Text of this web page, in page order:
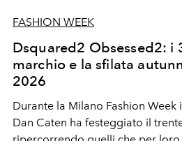
FASHION WEEK
Dsquared2 Obsessed2: i
marchio e la sfilata
2026
Durante la Milano Fashion
Dan Caten ha festeggiato il